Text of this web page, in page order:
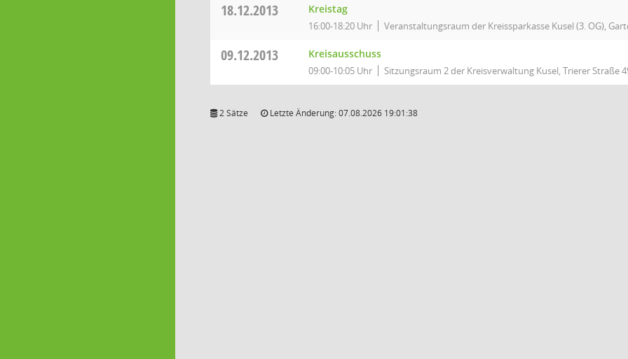
18.12.2013 Kreistag
16:00-18:20 Uhr Veranstaltungsraum der Kreissparkasse Kusel (3. OG),
09.12.2013 Kreisausschuss
09:00-10:05 Uhr Sitzungsraum 2 der Kreisverwaltung Kusel, Trierer Straße
2 Sätze Letzte Änderung: 07.08.2026 19:01:38